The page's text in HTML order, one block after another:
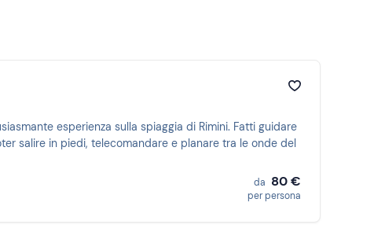
esperienza sulla spiaggia di Rimini. Fatti guidare
salire in piedi, telecomandare e planare tra le onde del
da 80 €
per persona